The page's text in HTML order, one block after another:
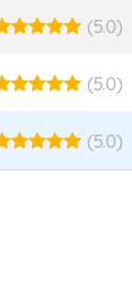
(5.0)
(5.0)
(5.0)